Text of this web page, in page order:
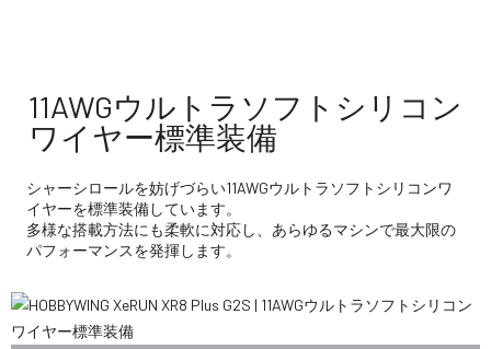
11AWGウルトラソフトシリコン
ワイヤー標準装備
シャーシロールを妨げづらい11AWGウルトラソフトシリコンワ
イヤーを標準装備しています。
多様な搭載方法にも柔軟に対応し、あらゆるマシンで最大限の
パフォーマンスを発揮します。